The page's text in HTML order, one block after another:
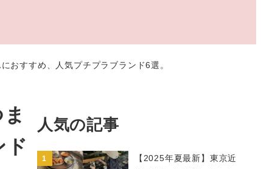
おすすめ、人気プチプラブランド6選。
ド
人気の記事
【2025年夏最新】東京近